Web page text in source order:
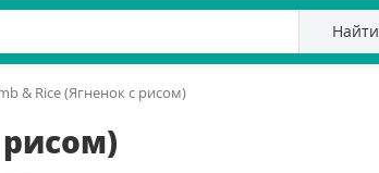
Найти
& Rice (Ягненок с рисом)
рисом)